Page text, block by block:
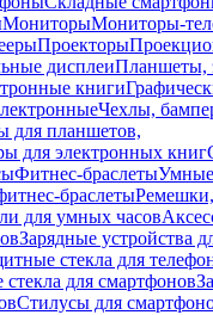
МониторыМониторы-
Проекторы
дисплеиПланшеты,
книги
Чехлы,
для планшетов,
для электронных книг
Фитнес-браслеты
браслеты
для умных часов
Зарядные устройства
стекла для
для смартфонов
Стилусы для